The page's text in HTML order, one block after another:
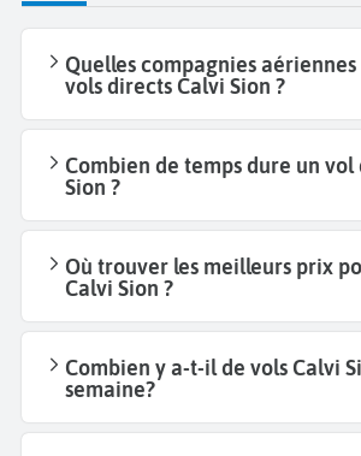
Quelles compagnies
vols directs Calvi Sion ?
Combien de temps dure un
Sion ?
Où trouver les meilleurs prix
Calvi Sion ?
Combien y a-t-il de vols Calvi
semaine?